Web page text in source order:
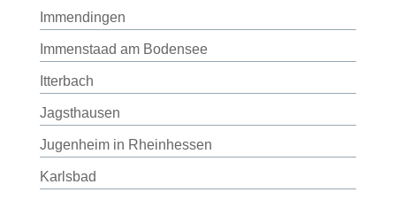
Immendingen
Immenstaad am Bodensee
Itterbach
Jagsthausen
Jugenheim in Rheinhessen
Karlsbad